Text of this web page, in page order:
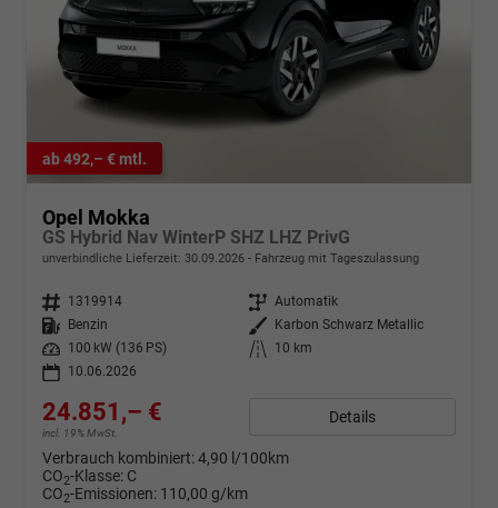
ab 492,– € mtl.
Opel Mokka
GS Hybrid Nav WinterP SHZ LHZ PrivG
unverbindliche Lieferzeit: 30.09.2026 Fahrzeug mit Tageszulassung
Fahrzeugnr. 1319914 Getriebe Automatik
Kraftstoff
Benzin Außenfarbe
Karbon Schwarz Metallic
Leistung
100 kW (136 PS) Kilometerstand
10 km
10.06.2026
24.851,– €
incl. 19% MwSt.
Details
Verbrauch kombiniert:4,90 l/100km
CO2-Klasse: C
CO2-Emissionen: 110,00 g/km